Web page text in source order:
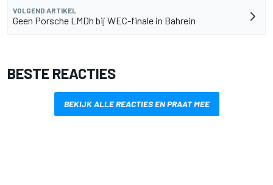
VOLGEND ARTIKEL
Geen Porsche LMDh bij WEC-finale in Bahrein
BESTE REACTIES
BEKIJK ALLE REACTIES EN PRAAT MEE